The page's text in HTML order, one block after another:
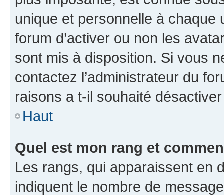
unique et personnelle à chaque
forum d’activer ou non les
sont mis à disposition. Si vous
contactez l’administrateur du
raisons a t-il souhaité
Haut
Quel est mon rang et
Les rangs, qui apparaissent en
indiquent le nombre de